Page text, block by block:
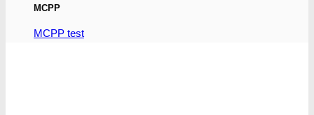
MCPP
MCPP test